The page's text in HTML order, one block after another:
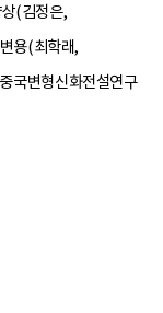
(김정은,
용(최학래,
국변형신화전설연구